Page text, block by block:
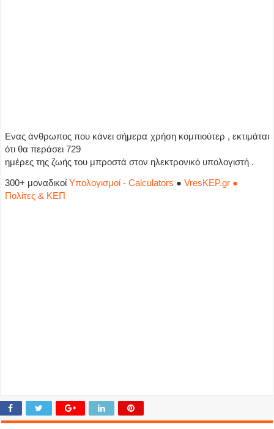
Ενας άνθρωπος που κάνει σήμερα χρήση κομπιούτερ , εκτιμάται
ότι θα περάσει 729
ημέρες της ζωής του μπροστά στον ηλεκτρονικό υπολογιστή .
300+ μοναδικοίΥπολογισμοί - Calculators ●VresKEP.gr ●
Πολίτες & ΚΕΠ